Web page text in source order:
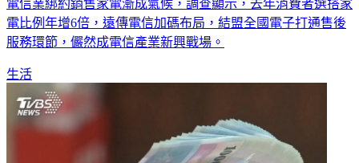
電信業綁約銷售家電漸成氣候，調查顯示，去年消費者選搭家
電比例年增6倍，遠傳電信加碼布局，結盟全國電子打通售後
服務環節，儼然成電信產業新興戰場。
生活